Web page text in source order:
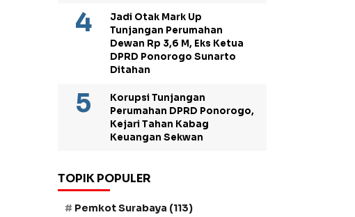
Jadi Otak Mark Up
Tunjangan Perumahan
Dewan Rp 3,6 M, Eks Ketua
DPRD Ponorogo Sunarto
Ditahan
Korupsi Tunjangan
Perumahan DPRD Ponorogo,
Kejari Tahan Kabag
Keuangan Sekwan
TOPIK POPULER
Pemkot Surabaya (113)